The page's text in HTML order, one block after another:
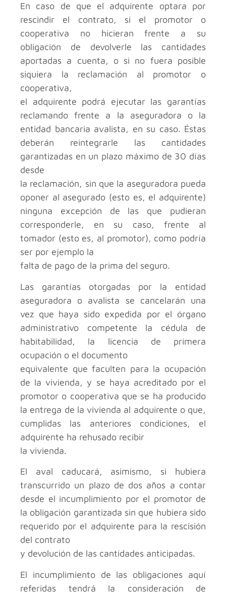
En caso de que el adquirente optara por
rescindir el contrato, si el promotor o
cooperativa no hicieran frente a su
obligación de devolverle las cantidades
aportadas a cuenta, o si no fuera posible
siquiera la reclamación al promotor o
cooperativa,
el adquirente podrá ejecutar las garantías
reclamando frente a la aseguradora o la
entidad bancaria avalista, en su caso. Éstas
deberán reintegrarle las cantidades
garantizadas en un plazo máximo de 30 días
desde
la reclamación, sin que la aseguradora pueda
oponer al asegurado (esto es, el adquirente)
ninguna excepción de las que pudieran
corresponderle, en su caso, frente al
tomador (esto es, al promotor), como podría
ser por ejemplo la
falta de pago de la prima del seguro.
Las garantías otorgadas por la entidad
aseguradora o avalista se cancelarán una
vez que haya sido expedida por el órgano
administrativo competente la cédula de
habitabilidad, la licencia de primera
ocupación o el documento
equivalente que faculten para la ocupación
de la vivienda, y se haya acreditado por el
promotor o cooperativa que se ha producido
la entrega de la vivienda al adquirente o que,
cumplidas las anteriores condiciones, el
adquirente ha rehusado recibir
la vivienda.
El aval caducará, asimismo, si hubiera
transcurrido un plazo de dos años a contar
desde el incumplimiento por el promotor de
la obligación garantizada sin que hubiera sido
requerido por el adquirente para la rescisión
del contrato
y devolución de las cantidades anticipadas.
El incumplimiento de las obligaciones aquí
referidas tendrá la consideración de